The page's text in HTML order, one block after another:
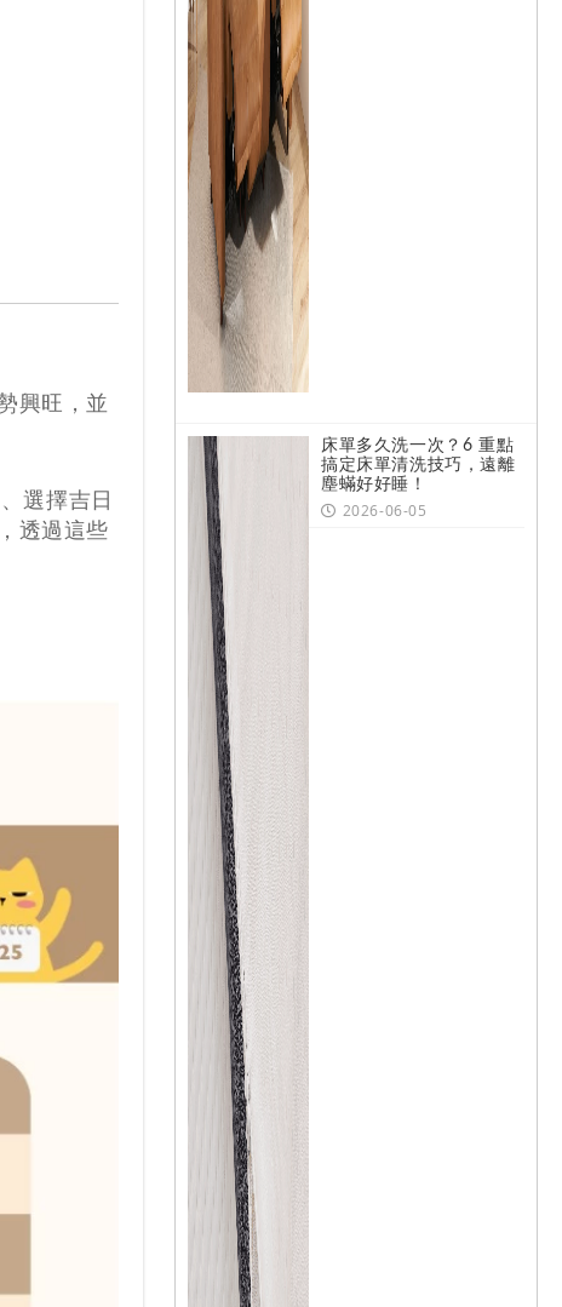
興旺，並
選擇吉日
透過這些
床單多久洗一次？6 重點
搞定床單清洗技巧，遠離
塵蟎好好睡！
2026-06-05